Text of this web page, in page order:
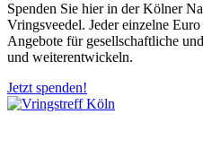
Spenden Sie hier in der Kölner
Vringsveedel. Jeder einzelne
Angebote für gesellschaftliche
und weiterentwickeln.
Jetzt spenden!